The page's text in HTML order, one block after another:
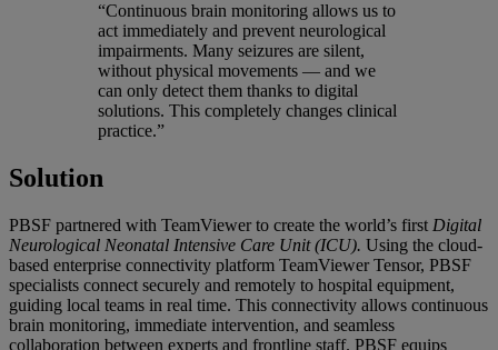
“Continuous brain monitoring allows us to
act immediately and prevent neurological
impairments. Many seizures are silent,
without physical movements — and we
can only detect them thanks to digital
solutions. This completely changes clinical
practice.”
Solution
PBSF partnered with TeamViewer to create the world’s first Digital
Neurological Neonatal Intensive Care Unit (ICU). Using the cloud-
based enterprise connectivity platform TeamViewer Tensor, PBSF
specialists connect securely and remotely to hospital equipment,
guiding local teams in real time. This connectivity allows continuous
brain monitoring, immediate intervention, and seamless
collaboration between experts and frontline staff. PBSF equips